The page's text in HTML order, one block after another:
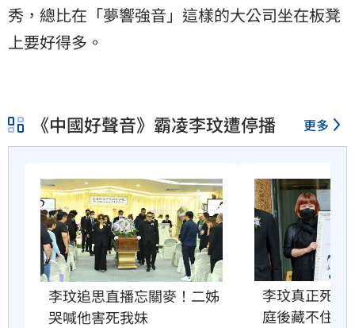
秀，總比在「夢響強音」這樣的大公司坐在板凳
上要好得多。
《中國好聲音》霸凌李玟遭停播 更多
李玟追思直播忘關麥！二姊
哭喊他害死我妹
李玟真正死因
庭後藏不住了